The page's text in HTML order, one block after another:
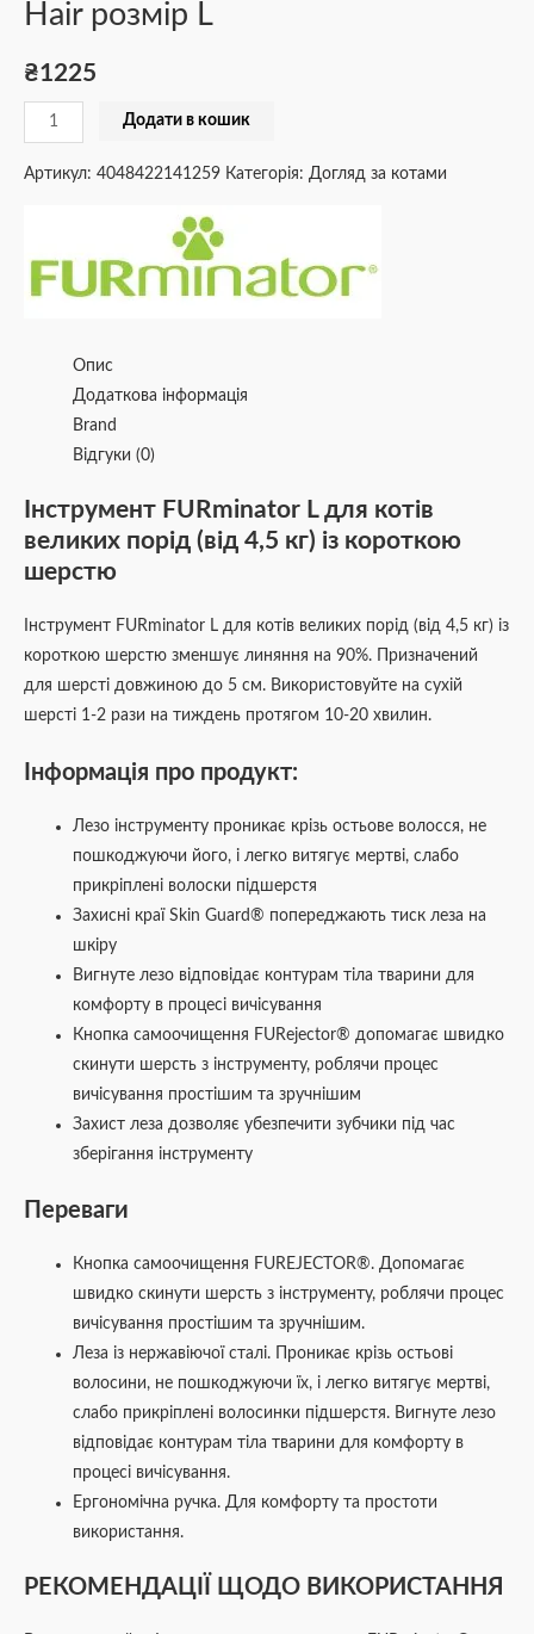
Hair розмір L
₴1225
Додати в кошик
Артикул: 4048422141259 Категорія: Догляд за котами
Опис
Додаткова інформація
Brand
Відгуки (0)
Інструмент FURminator L для котів
великих порід (від 4,5 кг) із короткою
шерстю
Інструмент FURminator L для котів великих порід (від 4,5 кг) із
короткою шерстю зменшує линяння на 90%. Призначений
для шерсті довжиною до 5 см. Використовуйте на сухій
шерсті 1-2 рази на тиждень протягом 10-20 хвилин.
Інформація про продукт:
Лезо інструменту проникає крізь остьове волосся, не
пошкоджуючи його, і легко витягує мертві, слабо
прикріплені волоски підшерстя
Захисні краї Skin Guard® попереджають тиск леза на
шкіру
Вигнуте лезо відповідає контурам тіла тварини для
комфорту в процесі вичісування
Кнопка самоочищення FURejector® допомагає швидко
скинути шерсть з інструменту, роблячи процес
вичісування простішим та зручнішим
Захист леза дозволяє убезпечити зубчики під час
зберігання інструменту
Переваги
Кнопка самоочищення FUREJECTOR®. Допомагає
швидко скинути шерсть з інструменту, роблячи процес
вичісування простішим та зручнішим.
Леза із нержавіючої сталі. Проникає крізь остьові
волосини, не пошкоджуючи їх, і легко витягує мертві,
слабо прикріплені волосинки підшерстя. Вигнуте лезо
відповідає контурам тіла тварини для комфорту в
процесі вичісування.
Ергономічна ручка. Для комфорту та простоти
використання.
РЕКОМЕНДАЦІЇ ЩОДО ВИКОРИСТАННЯ